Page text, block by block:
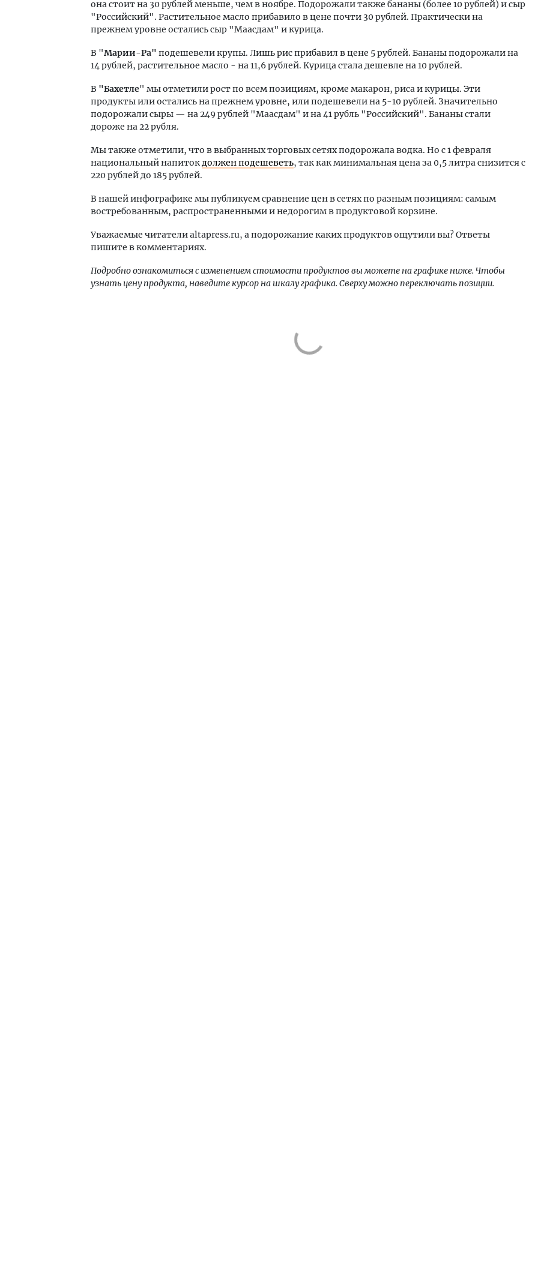
она стоит на 30 рублей меньше, чем в ноябре. Подорожали также бананы (более 10 рублей) и сыр
"Российский". Растительное масло прибавило в цене почти 30 рублей. Практически на
прежнем уровне остались сыр "Маасдам" и курица.
В "Марии-Ра" подешевели крупы. Лишь рис прибавил в цене 5 рублей. Бананы подорожали на
14 рублей, растительное масло - на 11,6 рублей. Курица стала дешевле на 10 рублей.
В "Бахетле" мы отметили рост по всем позициям, кроме макарон, риса и курицы. Эти
продукты или остались на прежнем уровне, или подешевели на 5-10 рублей. Значительно
подорожали сыры — на 249 рублей "Маасдам" и на 41 рубль "Российский". Бананы стали
дороже на 22 рубля.
Мы также отметили, что в выбранных торговых сетях подорожала водка. Но с 1 февраля
национальный напитокдолжен подешеветь, так как минимальная цена за 0,5 литра снизится с
220 рублей до 185 рублей.
В нашей инфографике мы публикуем сравнение цен в сетях по разным позициям: самым
востребованным, распространенными и недорогим в продуктовой корзине.
Уважаемые читатели altapress.ru, а подорожание каких продуктов ощутили вы? Ответы
пишите в комментариях.
Подробно ознакомиться с изменением стоимости продуктов вы можете на графике ниже. Чтобы
узнать цену продукта, наведите курсор на шкалу графика. Сверху можно переключать позиции.